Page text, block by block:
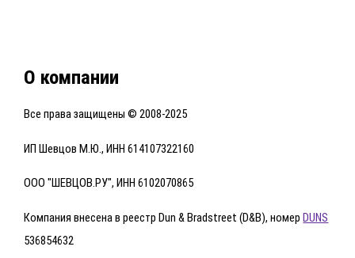
О компании
Все права защищены © 2008-2025
ИП Шевцов М.Ю., ИНН 614107322160
ООО "ШЕВЦОВ.РУ", ИНН 6102070865
Компания внесена в реестр Dun & Bradstreet (D&B), номерDUNS
536854632